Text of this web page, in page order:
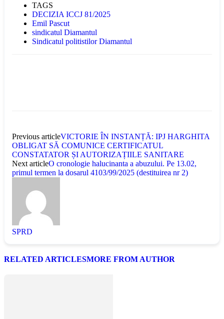
TAGS
DECIZIA ICCJ 81/2025
Emil Pascut
sindicatul Diamantul
Sindicatul politistilor Diamantul
Previous articleVICTORIE ÎN INSTANȚĂ: IPJ HARGHITA
OBLIGAT SĂ COMUNICE CERTIFICATUL
CONSTATATOR ȘI AUTORIZAȚIILE SANITARE
Next articleO cronologie halucinanta a abuzului. Pe 13.02,
primul termen la dosarul 4103/99/2025 (destituirea nr 2)
SPRD
RELATED ARTICLESMORE FROM AUTHOR